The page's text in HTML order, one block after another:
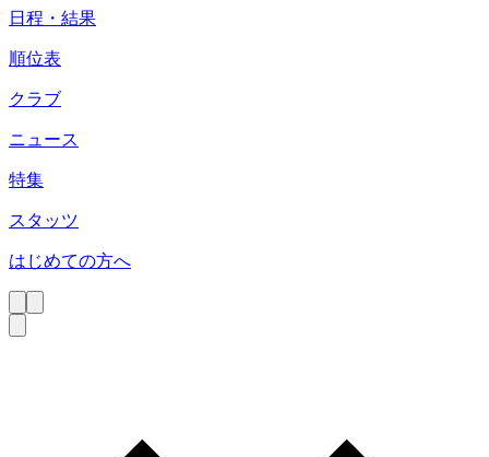
日程・結果
順位表
クラブ
ニュース
特集
スタッツ
はじめての方へ